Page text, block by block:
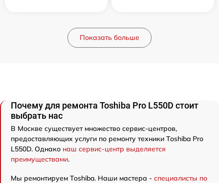
Показать больше
Почему для ремонта Toshiba Pro L550D стоит
выбрать нас
В Москве существует множество сервис-центров,
предоставляющих услуги по ремонту техники Toshiba Pro
L550D. Однако наш сервис-центр выделяется
преимуществами.
Мы ремонтируем Toshiba. Наши мастера - специалисты по